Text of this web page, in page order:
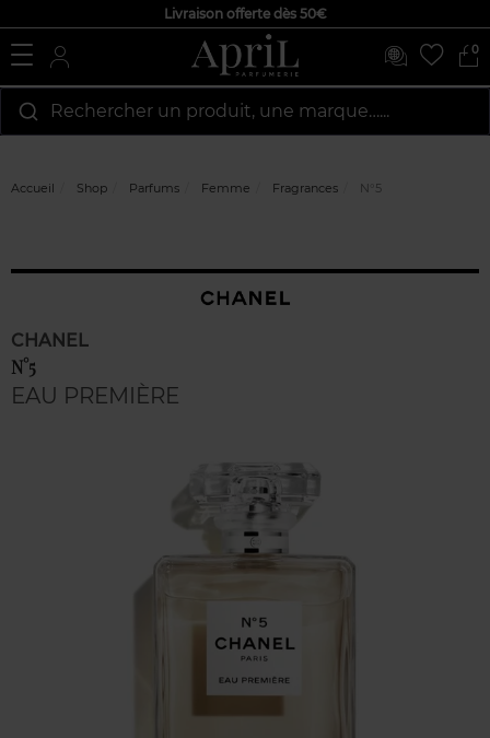
Livraison offerte dès 50€
0
Rechercher un produit, une marque…...
Accueil Shop Parfums Femme Fragrances N°5
CHANEL
N°5
EAU PREMIÈRE